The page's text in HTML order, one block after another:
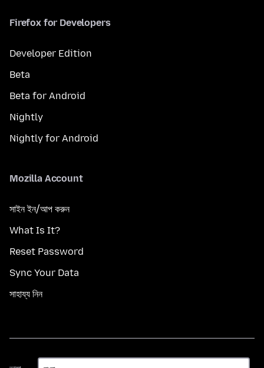
Firefox for Developers
Developer Edition
Beta
Beta for Android
Nightly
Nightly for Android
Mozilla Account
সাইন ইন/আপ করুন
What Is It?
Reset Password
Sync Your Data
সাহায্য নিন
ভাষা